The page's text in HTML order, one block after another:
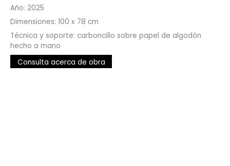
Año: 2025
Dimensiones: 100 x 78 cm
Técnica y soporte: carboncillo sobre papel de algodón
hecho a mano
Consulta acerca de obra